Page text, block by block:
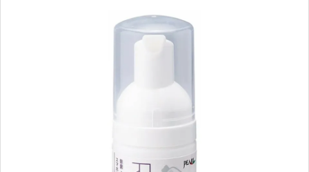
最近チェックした商品
カテゴリーから選ぶ